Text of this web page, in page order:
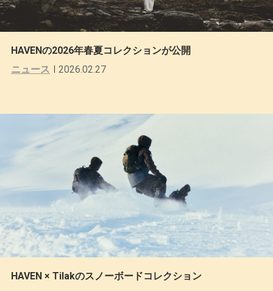
HAVENの2026年春夏コレクションが公開
ニュース
2026.02.27
HAVEN × Tilakのスノーボードコレクション